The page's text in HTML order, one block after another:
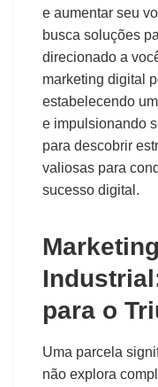
e aumentar seu
busca soluções
direcionado a
marketing digital
estabelecendo
e impulsionando
para descobrir
valiosas para
sucesso digital.
para o
Uma parcela
não explora